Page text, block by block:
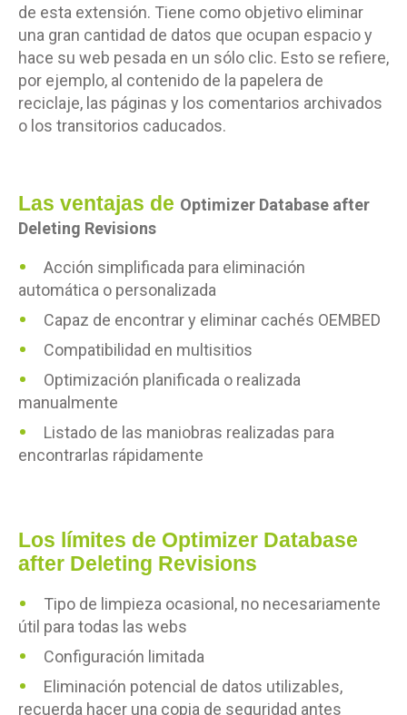
de esta extensión. Tiene como objetivo eliminar
una gran cantidad de datos que ocupan espacio y
hace su web pesada en un sólo clic. Esto se refiere,
por ejemplo, al contenido de la papelera de
reciclaje, las páginas y los comentarios archivados
o los transitorios caducados.
Las ventajas de Optimizer Database after
Deleting Revisions
Acción simplificada para eliminación
automática o personalizada
Capaz de encontrar y eliminar cachés OEMBED
Compatibilidad en multisitios
Optimización planificada o realizada
manualmente
Listado de las maniobras realizadas para
encontrarlas rápidamente
Los límites de Optimizer Database
after Deleting Revisions
Tipo de limpieza ocasional, no necesariamente
útil para todas las webs
Configuración limitada
Eliminación potencial de datos utilizables,
recuerda hacer una copia de seguridad antes